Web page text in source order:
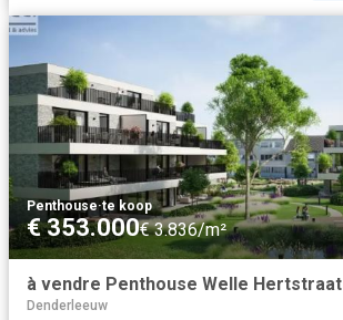
Penthouse·te koop
€ 353.000€ 3.836/m²
à vendre Penthouse Welle Hertstraat
Denderleeuw